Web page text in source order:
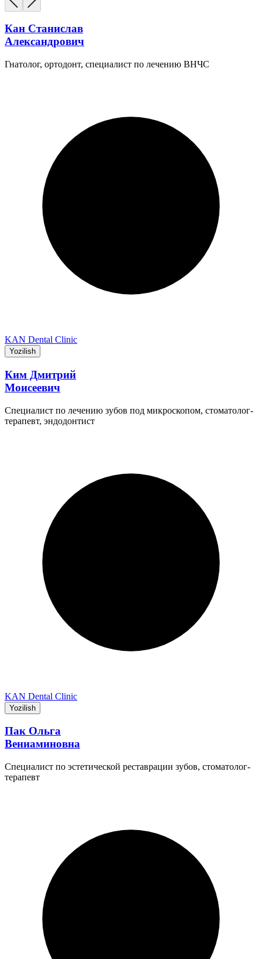
Кан Станислав
Александрович
Гнатолог, ортодонт, специалист по лечению ВНЧС
KAN Dental Clinic
Yozilish
Ким Дмитрий
Моисеевич
Специалист по лечению зубов под микроскопом, стоматолог-
терапевт, эндодонтист
KAN Dental Clinic
Yozilish
Пак Ольга
Вениаминовна
Специалист по эстетической реставрации зубов, стоматолог-
терапевт